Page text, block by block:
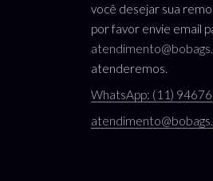
você desejar sua
por favor envie email
atenderemos.
WhatsApp: (11)